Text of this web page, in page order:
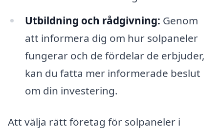
Utbildning och rådgivning: Genom
att informera dig om hur solpaneler
fungerar och de fördelar de erbjuder,
kan du fatta mer informerade beslut
om din investering.
Att välja rätt företag för solpaneler i